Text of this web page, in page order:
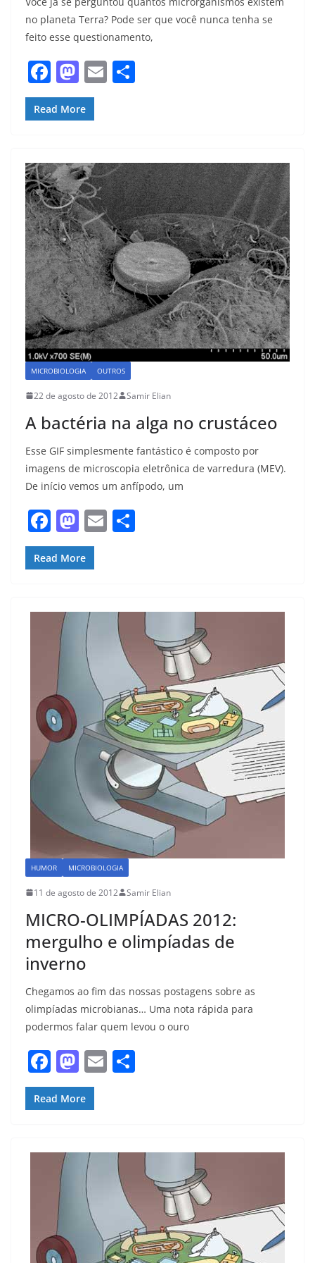
no planeta Terra? Pode ser que você nunca tenha se
feito esse questionamento,
F
a
c
b
o
o
k
M
a
st
d
o
n
E
Read More
MICROBIOLOGIA OUTROS
22 de agosto de 2012 Samir Elian
A bactéria na alga no crustáceo
Esse GIF simplesmente fantástico é composto por
imagens de microscopia eletrônica de varredura (MEV).
De início vemos um anfípodo, um
F
a
c
b
o
o
k
M
a
st
d
o
n
E
Read More
HUMOR MICROBIOLOGIA
11 de agosto de 2012 Samir Elian
MICRO-OLIMPÍADAS 2012:
mergulho e olimpíadas de
inverno
Chegamos ao fim das nossas postagens sobre as
olimpíadas microbianas… Uma nota rápida para
podermos falar quem levou o ouro
F
a
c
b
o
o
k
M
a
st
d
o
n
E
Read More